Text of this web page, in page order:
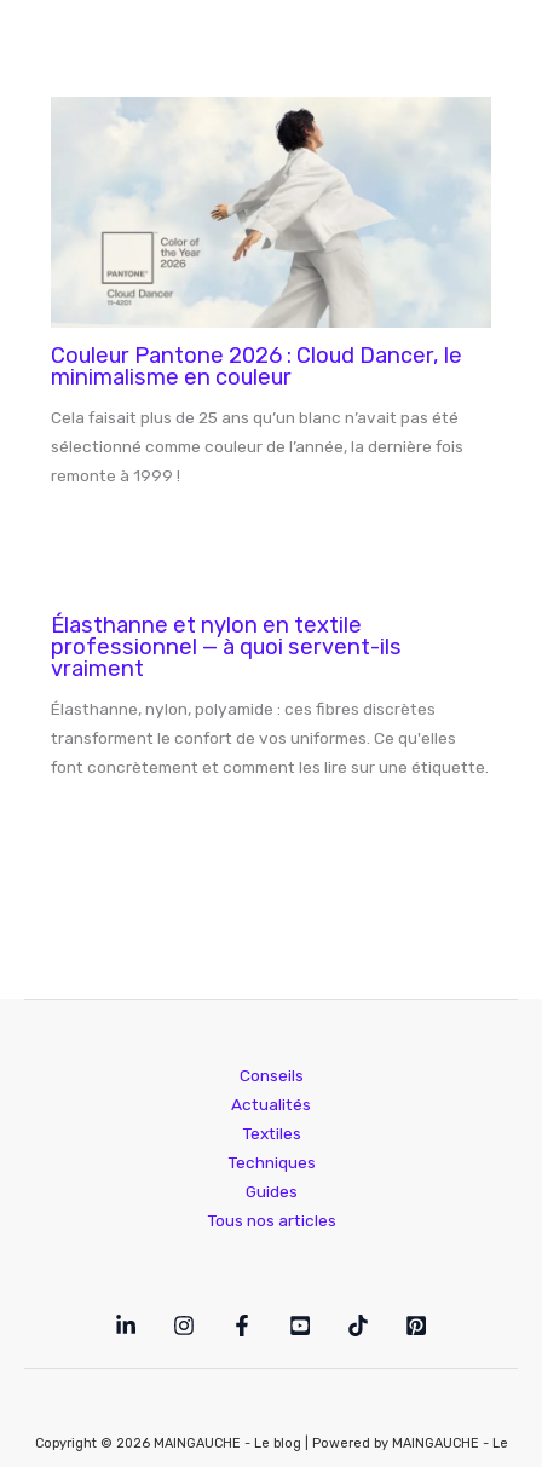
Couleur Pantone 2026 : Cloud Dancer, le
minimalisme en couleur
Cela faisait plus de 25 ans qu’un blanc n’avait pas été
sélectionné comme couleur de l’année, la dernière fois
remonte à 1999 !
Élasthanne et nylon en textile
professionnel — à quoi servent-ils
vraiment
Élasthanne, nylon, polyamide : ces fibres discrètes
transforment le confort de vos uniformes. Ce qu'elles
font concrètement et comment les lire sur une étiquette.
Conseils
Actualités
Textiles
Techniques
Guides
Tous nos articles
Copyright © 2026 MAINGAUCHE - Le blog | Powered by MAINGAUCHE - Le